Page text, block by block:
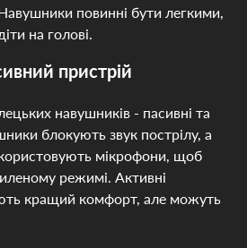
повинні бути легкими,
на голові.
пристрій
навушників - пасивні та
блокують звук пострілу, а
мікрофони, щоб
режимі. Активні
кращий комфорт, але можуть